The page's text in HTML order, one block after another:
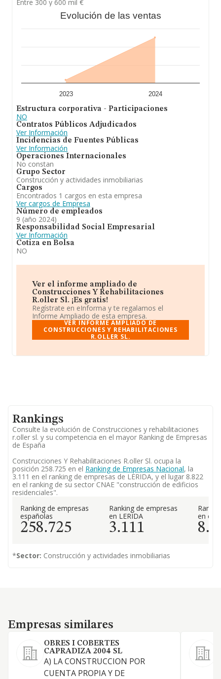
Entre 300 y 600 mil €
Evolución de las ventas
2023 2024
Estructura corporativa - Participaciones
NO
Contratos Públicos Adjudicados
Ver Información
Incidencias de Fuentes Públicas
Ver Información
Operaciones Internacionales
No constan
Grupo Sector
Construcción y actividades inmobiliarias
Cargos
Encontrados 1 cargos en esta empresa
Ver cargos de Empresa
Número de empleados
9 (año 2024)
Responsabilidad Social Empresarial
Ver Información
Cotiza en Bolsa
NO
Ver el informe ampliado de
Construcciones Y Rehabilitaciones
R.oller Sl. ¡Es gratis!
Regístrate en eInforma y te regalamos el
Informe Ampliado de esta empresa.
VER INFORME AMPLIADO DE
CONSTRUCCIONES Y REHABILITACIONES
R.OLLER SL.
Rankings
Consulte la evolución de Construcciones y rehabilitaciones
r.oller sl. y su competencia en el mayor Ranking de Empresas
de España
Construcciones Y Rehabilitaciones R.oller Sl. ocupa la
posición 258.725 en el Ranking de Empresas Nacional, la
3.111 en el ranking de empresas de LERIDA, y el lugar 8.822
en el ranking de su sector CNAE "construcción de edificios
residenciales".
Ranking de empresas
españolas
258.725
Ranking de empresas
en LERIDA
3.111
en el
*Sector: Construcción y actividades inmobiliarias
Empresas similares
Empresas similares
OBRES I COBERTES
CAPRADIZA 2004 SL
A) LA CONSTRUCCION POR
CUENTA PROPIA Y DE